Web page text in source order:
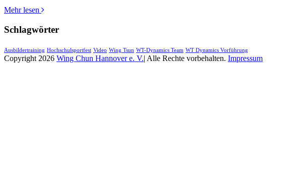
Mehr lesen
Schlagwörter
Ausbildertraining Hochschulsportfest Video Wing Tsun WT-Dynamics Team WT Dynamics Vorführung
Copyright 2026 Wing Chun Hannover e. V.| Alle Rechte vorbehalten. Impressum